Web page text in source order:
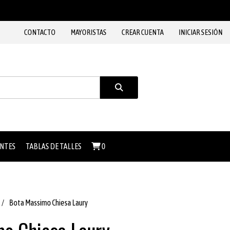
CONTACTO MAYORISTAS CREAR CUENTA INICIAR SESIÓN
TABLAS DE TALLES 0
Bota Massimo Chiesa Laury